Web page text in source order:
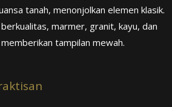
tanah, menonjolkan elemen klasik.
berkualitas, marmer, granit, kayu, dan
tampilan mewah.